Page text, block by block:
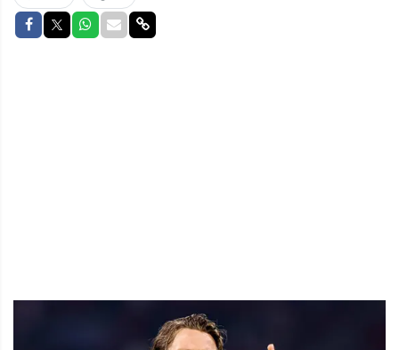
Delen op Facebook
Delen op Twitter
Delen op Whatsapp
Delen via Mail
Delen via link